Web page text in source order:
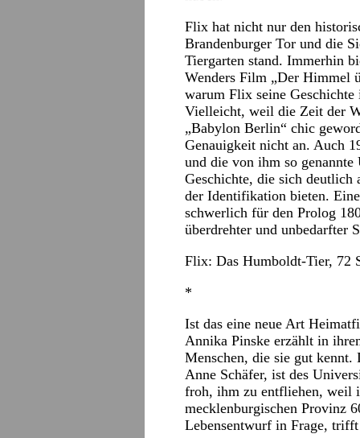
Flix hat nicht nur den
Brandenburger Tor und die
Tiergarten stand. Immerhin
Wenders Film „Der Himmel
warum Flix seine
Vielleicht, weil die Zeit der
„Babylon Berlin“ chic
Genauigkeit nicht an. Auch
und die von ihm so
Geschichte, die sich
der Identifikation bieten.
schwerlich für den Prolog
überdrehter und unbedarfter
Flix: Das Humboldt-Tier, 72
*
Ist das eine neue Art
Annika Pinske erzählt in
Menschen, die sie gut
Anne Schäfer, ist des
froh, ihm zu entfliehen, weil
mecklenburgischen Provinz
Lebensentwurf in Frage,